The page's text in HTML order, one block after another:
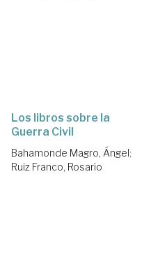
Los libros sobre la
Guerra Civil
Bahamonde Magro, Ángel;
Ruiz Franco, Rosario